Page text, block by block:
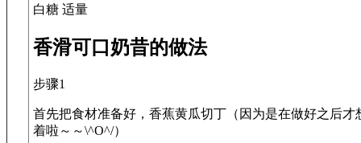
白糖 适量
香滑可口奶昔的做法
步骤1
首先把食材准备好，香蕉黄瓜切丁（因为是在做好之后
着啦～～\^O^/）